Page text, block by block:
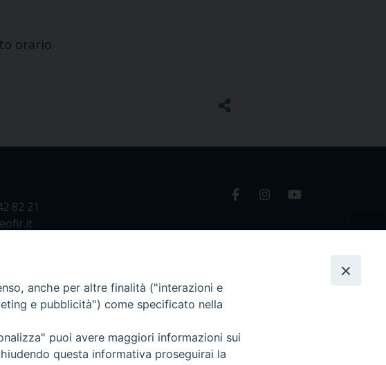
orario.
82 21
anche per altre finalità ("interazioni e
e pubblicità") come specificato nella
puoi avere maggiori informazioni sui
questa informativa proseguirai la